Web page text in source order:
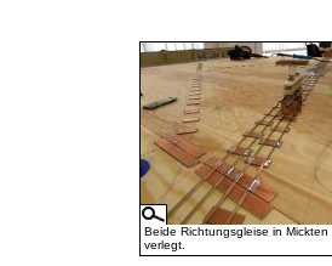
Beide Richtungsgleise in Mickten
verlegt.